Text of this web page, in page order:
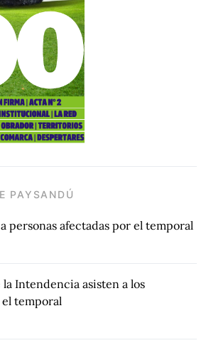
PAYSANDÚ
personas afectadas por el temporal
Intendencia asisten a los
temporal